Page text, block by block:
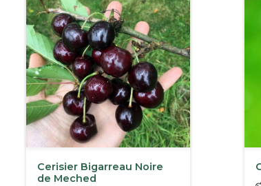
Cerisier Bigarreau Noire
de Meched